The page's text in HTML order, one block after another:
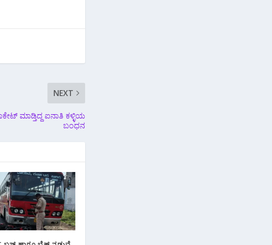
NEXT
ಮಾಡ್ತಿದ್ದ ಐನಾತಿ ಕಳ್ಳಿಯ
ಬಂಧನ